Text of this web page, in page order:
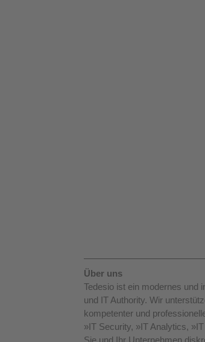
Über uns
Tedesio ist ein modernes und
und IT Authority. Wir
kompetenter und
»IT Security, »IT Analytics, »